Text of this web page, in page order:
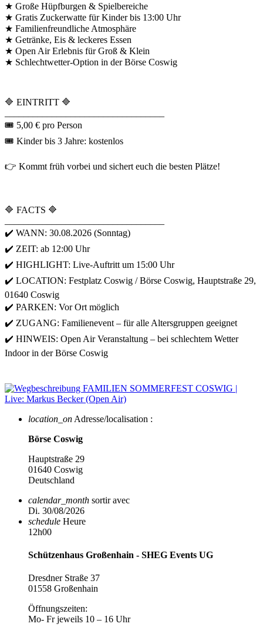
★ Große Hüpfburgen & Spielbereiche
★ Gratis Zuckerwatte für Kinder bis 13:00 Uhr
★ Familienfreundliche Atmosphäre
★ Getränke, Eis & leckeres Essen
★ Open Air Erlebnis für Groß & Klein
★ Schlechtwetter-Option in der Börse Coswig
🔷 EINTRITT 🔷
🎟 5,00 € pro Person
🎟 Kinder bis 3 Jahre: kostenlos
👉 Kommt früh vorbei und sichert euch die besten Plätze!
🔷 FACTS 🔷
✔️ WANN: 30.08.2026 (Sonntag)
✔️ ZEIT: ab 12:00 Uhr
✔️ HIGHLIGHT: Live-Auftritt um 15:00 Uhr
✔️ LOCATION: Festplatz Coswig / Börse Coswig, Hauptstraße 29,
01640 Coswig
✔️ PARKEN: Vor Ort möglich
✔️ ZUGANG: Familienevent – für alle Altersgruppen geeignet
✔️ HINWEIS: Open Air Veranstaltung – bei schlechtem Wetter
Indoor in der Börse Coswig
location_on Adresse/localisation :
Börse Coswig
Hauptstraße 29
01640 Coswig
Deutschland
calendar_month sortir avec
Di. 30/08/2026
schedule Heure
12h00
Schützenhaus Großenhain - SHEG Events UG
Dresdner Straße 37
01558 Großenhain
Öffnungszeiten:
Mo- Fr jeweils 10 – 16 Uhr